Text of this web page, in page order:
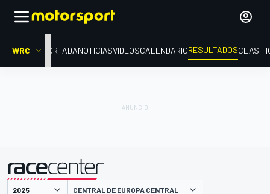
WRC PORTADANOTICIASVIDEOSCALENDARIORESULTADOS
presentado por CENTRAL DE EUROPA CENTRAL